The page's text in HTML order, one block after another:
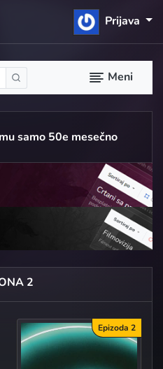
Prijava
Meni
samo 50e mesečno
2
Epizoda 2